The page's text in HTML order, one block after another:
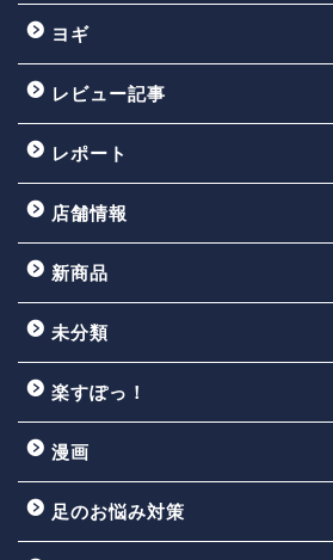
ヨギ
レビュー記事
レポート
店舗情報
新商品
未分類
楽すぽっ！
漫画
足のお悩み対策